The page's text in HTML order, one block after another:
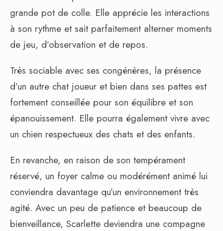
grande pot de colle. Elle apprécie les interactions
à son rythme et sait parfaitement alterner moments
de jeu, d’observation et de repos.
Très sociable avec ses congénères, la présence
d’un autre chat joueur et bien dans ses pattes est
fortement conseillée pour son équilibre et son
épanouissement. Elle pourra également vivre avec
un chien respectueux des chats et des enfants.
En revanche, en raison de son tempérament
réservé, un foyer calme ou modérément animé lui
conviendra davantage qu’un environnement très
agité. Avec un peu de patience et beaucoup de
bienveillance, Scarlette deviendra une compagne